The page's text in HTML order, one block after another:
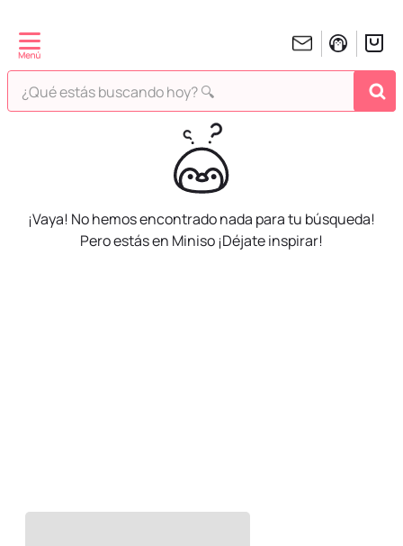
¿Qué estás buscando hoy? 🔍
¡Vaya! No hemos encontrado nada para tu búsqueda!
Pero estás en Miniso ¡Déjate inspirar!